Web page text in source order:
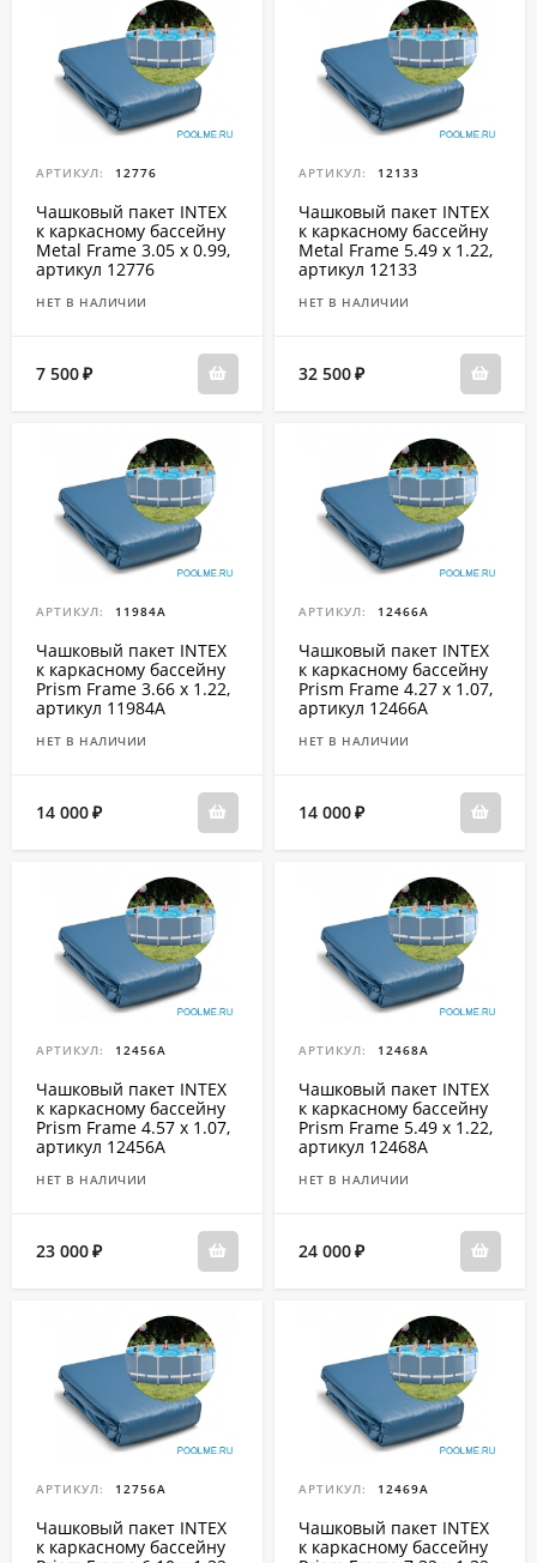
АРТИКУЛ: 12776
Чашковый пакет INTEX
к каркасному бассейну
Metal Frame 3.05 x 0.99,
артикул 12776
НЕТ В НАЛИЧИИ
7 500₽
АРТИКУЛ: 12133
Чашковый пакет INTEX
к каркасному бассейну
Metal Frame 5.49 x 1.22,
артикул 12133
НЕТ В НАЛИЧИИ
32 500₽
АРТИКУЛ: 11984A
Чашковый пакет INTEX
к каркасному бассейну
Prism Frame 3.66 x 1.22,
артикул 11984A
НЕТ В НАЛИЧИИ
14 000₽
АРТИКУЛ: 12466A
Чашковый пакет INTEX
к каркасному бассейну
Prism Frame 4.27 x 1.07,
артикул 12466A
НЕТ В НАЛИЧИИ
14 000₽
АРТИКУЛ: 12456A
Чашковый пакет INTEX
к каркасному бассейну
Prism Frame 4.57 x 1.07,
артикул 12456A
НЕТ В НАЛИЧИИ
23 000₽
АРТИКУЛ: 12468A
Чашковый пакет INTEX
к каркасному бассейну
Prism Frame 5.49 x 1.22,
артикул 12468A
НЕТ В НАЛИЧИИ
24 000₽
АРТИКУЛ: 12756A
Чашковый пакет INTEX
к каркасному бассейну
АРТИКУЛ: 12469A
Чашковый пакет INTEX
к каркасному бассейну